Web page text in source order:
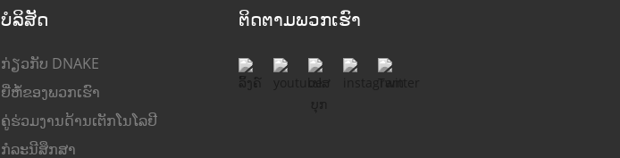
ບໍລິສັດ
ກ່ຽວກັບ DNAKE
ຍີ່ຫໍ້ຂອງພວກເຮົາ
ຄູ່ຮ່ວມງານດ້ານເຕັກໂນໂລຢີ
ກໍລະນີສຶກສາ
ຕິດຕາມພວກເຮົາ